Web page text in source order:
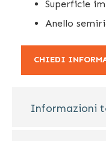
Superficie
Anello
CHIEDI
Informazioni